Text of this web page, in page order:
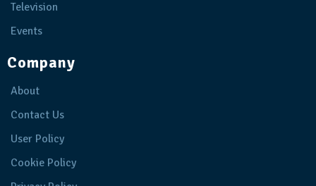
Television
Events
Company
About
Contact Us
User Policy
Cookie Policy